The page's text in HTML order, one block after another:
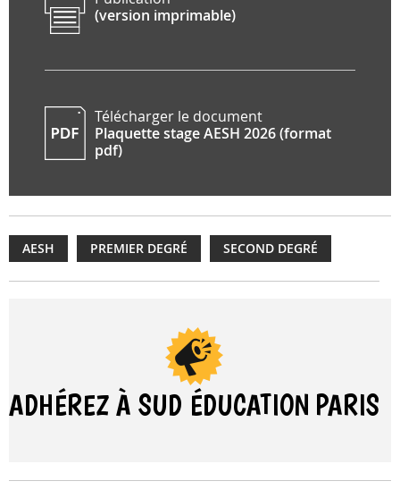
(version imprimable)
Télécharger le document
Plaquette stage AESH 2026 (format
pdf)
AESH PREMIER DEGRÉ SECOND DEGRÉ
ADHÉREZ À SUD ÉDUCATION PARIS